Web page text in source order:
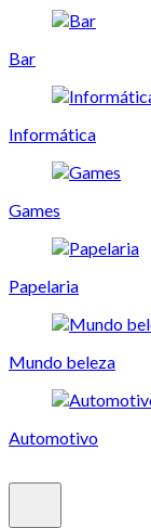
Bar
Informática
Games
Papelaria
Mundo beleza
Automotivo